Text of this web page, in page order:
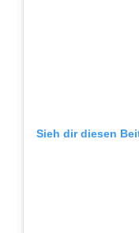
Sieh dir diesen